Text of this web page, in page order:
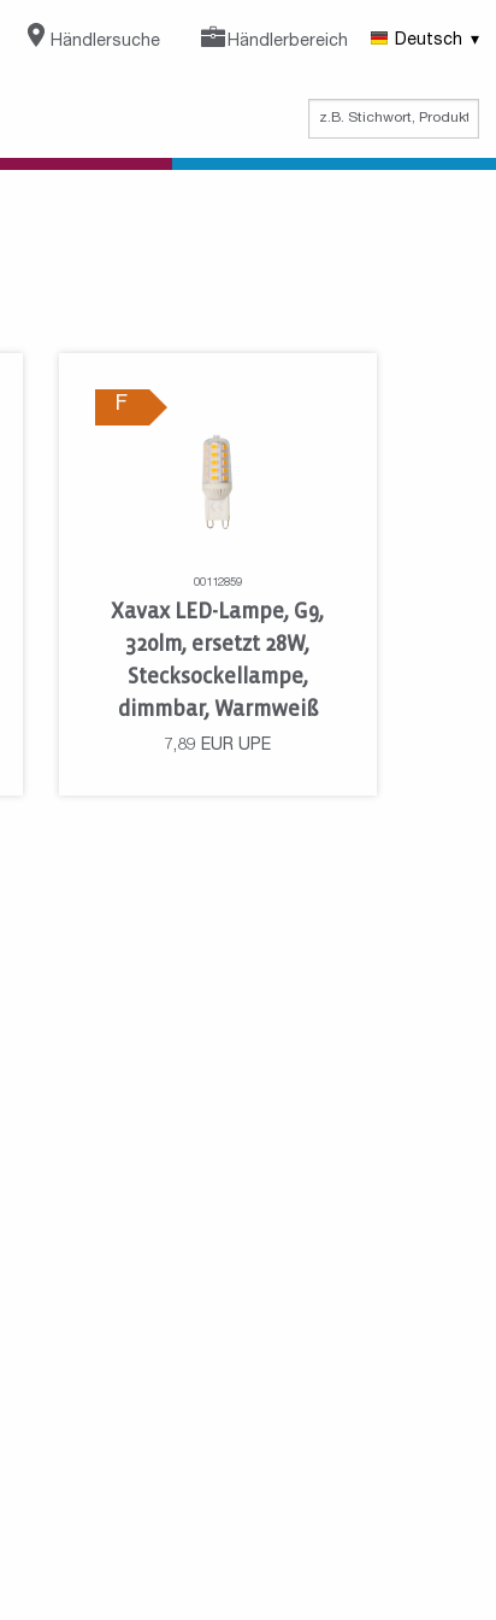
Händlersuche Händlerbereich Deutsch
F
00112859
Xavax LED-Lampe, G9,
320lm, ersetzt 28W,
Stecksockellampe,
dimmbar, Warmweiß
7,89 EUR UPE